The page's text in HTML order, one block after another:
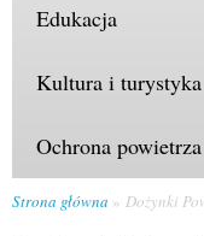
Edukacja
Kultura i turystyka
Ochrona powietrza
Strona główna Dożynki